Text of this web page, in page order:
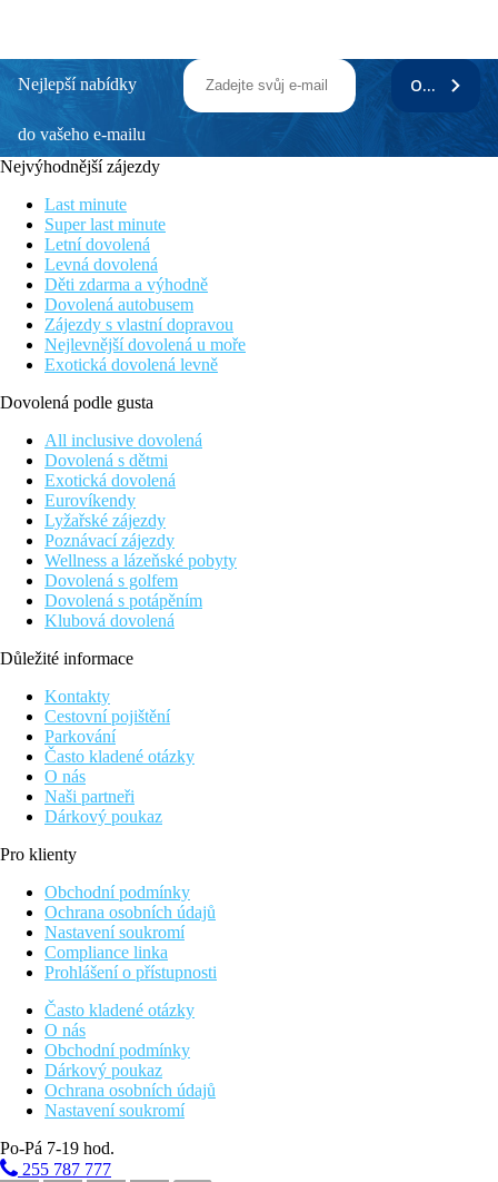
Nejlepší nabídky
do vašeho e-mailu
ODEBÍRAT
Nejvýhodnější zájezdy
Last minute
Super last minute
Letní dovolená
Levná dovolená
Děti zdarma a výhodně
Dovolená autobusem
Zájezdy s vlastní dopravou
Nejlevnější dovolená u moře
Exotická dovolená levně
Dovolená podle gusta
All inclusive dovolená
Dovolená s dětmi
Exotická dovolená
Eurovíkendy
Lyžařské zájezdy
Poznávací zájezdy
Wellness a lázeňské pobyty
Dovolená s golfem
Dovolená s potápěním
Klubová dovolená
Důležité informace
Kontakty
Cestovní pojištění
Parkování
Často kladené otázky
O nás
Naši partneři
Dárkový poukaz
Pro klienty
Obchodní podmínky
Ochrana osobních údajů
Nastavení soukromí
Compliance linka
Prohlášení o přístupnosti
Často kladené otázky
O nás
Obchodní podmínky
Dárkový poukaz
Ochrana osobních údajů
Nastavení soukromí
Po-Pá 7-19 hod.
255 787 777